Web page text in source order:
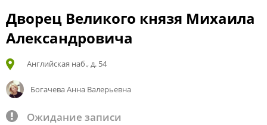
Дворец Великого князя Михаила
Александровича
Английская наб., д. 54
Богачева Анна Валерьевна
Ожидание записи